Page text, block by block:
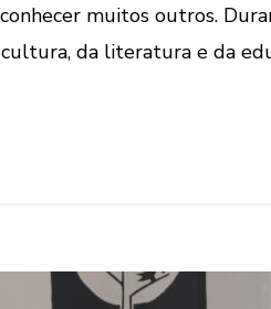
muitos outros.
da literatura e da